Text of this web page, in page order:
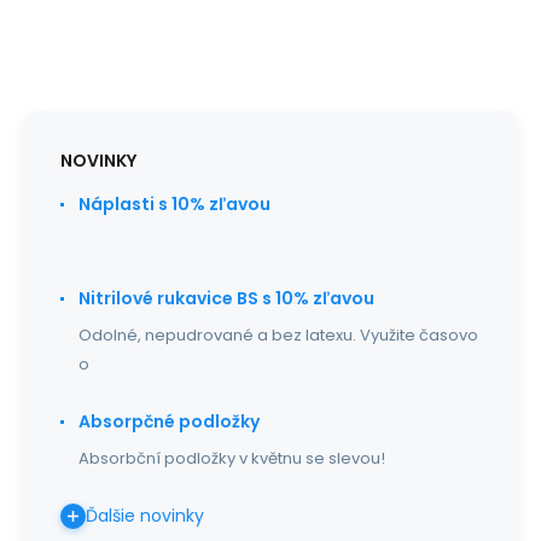
NOVINKY
Náplasti s 10% zľavou
Nitrilové rukavice BS s 10% zľavou
Odolné, nepudrované a bez latexu. Využite časovo
o
Absorpčné podložky
Absorbční podložky v květnu se slevou!
Ďalšie novinky